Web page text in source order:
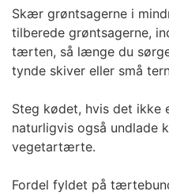
Skær grøntsagerne i
tilberede grøntsagerne,
tærten, så længe du
tynde skiver eller små
Steg kødet, hvis det ikke
naturligvis også undlade
vegetartærte.
Fordel fyldet på